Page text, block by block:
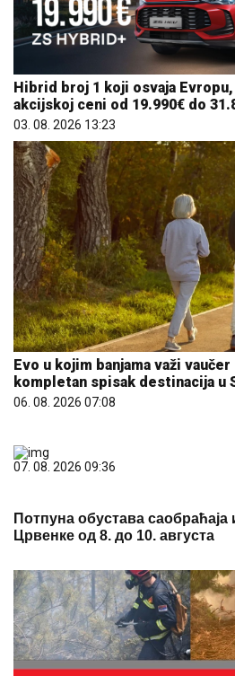
Hibrid broj 1 koji osvaja
akcijskoj ceni od 19.990€ do
03. 08. 2026 13:23
Evo u kojim banjama važi
kompletan spisak destinacija u
06. 08. 2026 07:08
07. 08. 2026 09:36
Потпуна обустава саобраћаја
Црвенке од 8. до 10. августа